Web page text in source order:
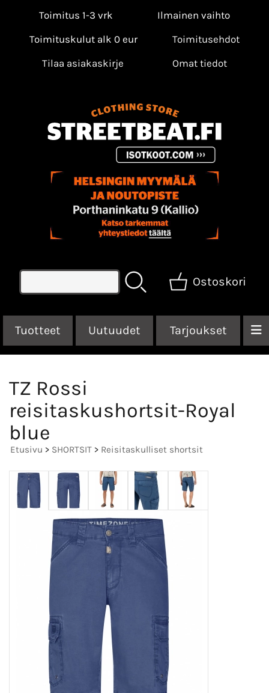
Toimitus 1-3 vrk
Ilmainen vaihto
Toimituskulut alk 0 eur
Toimitusehdot
Tilaa asiakaskirje
Omat tiedot
Ostoskori
Tuotteet Uutuudet Tarjoukset
TZ Rossi
reisitaskushortsit-Royal
blue
Etusivu > SHORTSIT > Reisitaskulliset shortsit